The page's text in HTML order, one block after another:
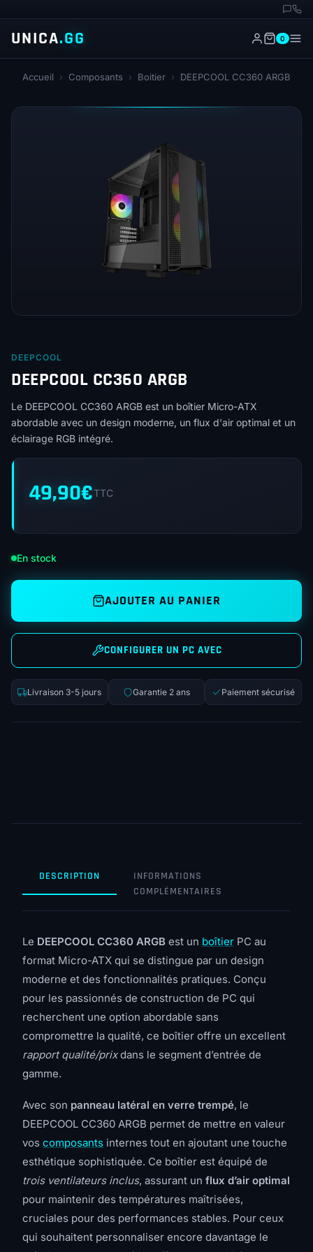
UNICA.GG 0
Accueil › Composants › Boitier › DEEPCOOL CC360 ARGB
DEEPCOOL
DEEPCOOL CC360 ARGB
Le DEEPCOOL CC360 ARGB est un boîtier Micro-ATX
abordable avec un design moderne, un flux d'air optimal et un
éclairage RGB intégré.
49,90€TTC
En stock
AJOUTER AU PANIER
CONFIGURER UN PC AVEC
Livraison 3-5 jours Garantie 2 ans Paiement sécurisé
DESCRIPTION
INFORMATIONS
COMPLÉMENTAIRES
Le DEEPCOOL CC360 ARGB est un boîtier PC au
format Micro-ATX qui se distingue par un design
moderne et des fonctionnalités pratiques. Conçu
pour les passionnés de construction de PC qui
recherchent une option abordable sans
compromettre la qualité, ce boîtier offre un excellent
rapport qualité/prixdans le segment d’entrée de
gamme.
Avec son panneau latéral en verre trempé, le
DEEPCOOL CC360 ARGB permet de mettre en valeur
vos composants internes tout en ajoutant une touche
esthétique sophistiquée. Ce boîtier est équipé de
trois ventilateurs inclus, assurant un flux d’air optimal
pour maintenir des températures maîtrisées,
cruciales pour des performances stables. Pour ceux
qui souhaitent personnaliser encore davantage le